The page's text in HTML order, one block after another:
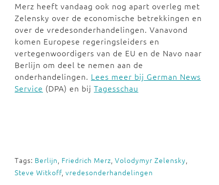
Merz heeft vandaag ook nog apart overleg met
Zelensky over de economische betrekkingen en
over de vredesonderhandelingen. Vanavond
komen Europese regeringsleiders en
vertegenwoordigers van de EU en de Navo naar
Berlijn om deel te nemen aan de
onderhandelingen. Lees meer bij German News
Service (DPA) en bij Tagesschau
Tags: Berlijn, Friedrich Merz, Volodymyr Zelensky,
Steve Witkoff, vredesonderhandelingen